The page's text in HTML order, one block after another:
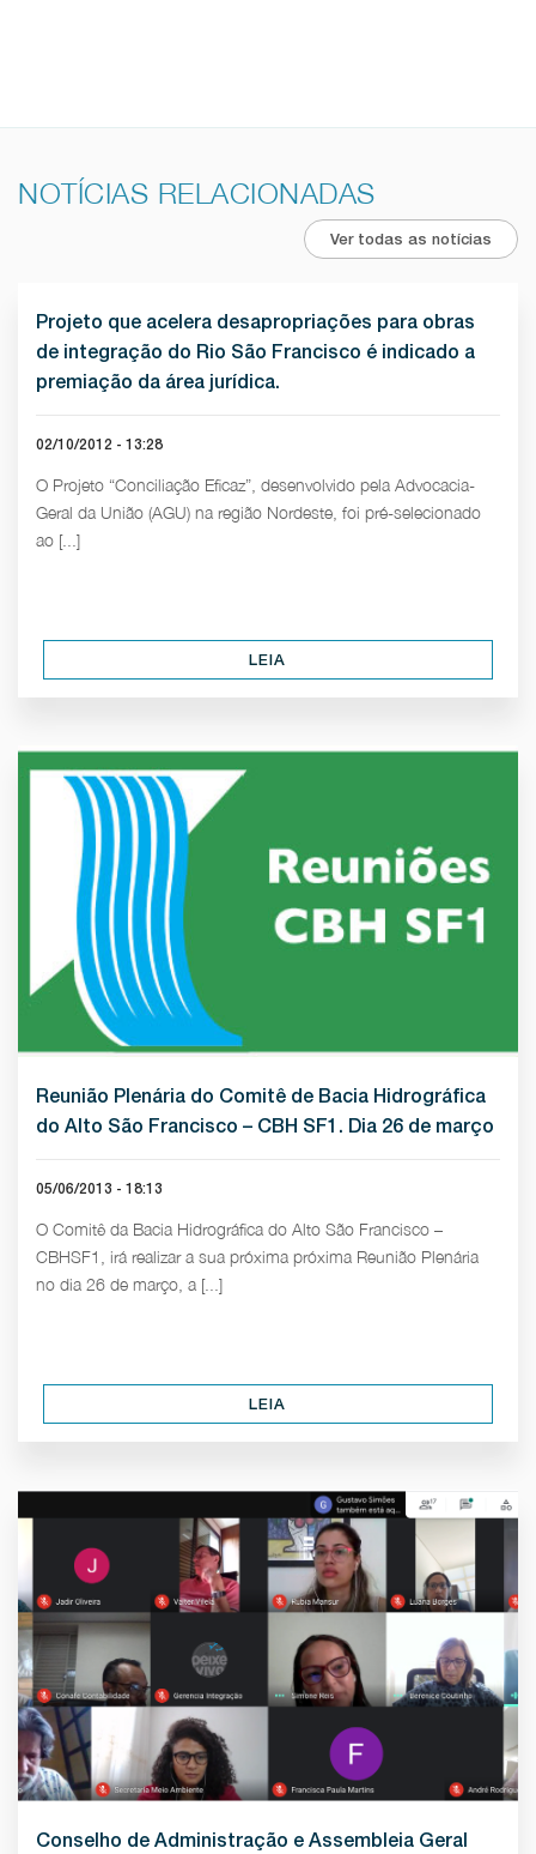
NOTÍCIAS RELACIONADAS
Ver todas as notícias
Projeto que acelera desapropriações para obras
de integração do Rio São Francisco é indicado a
premiação da área jurídica.
02/10/2012 - 13:28
O Projeto “Conciliação Eficaz”, desenvolvido pela Advocacia-
Geral da União (AGU) na região Nordeste, foi pré-selecionado
ao [...]
LEIA
Reunião Plenária do Comitê de Bacia Hidrográfica
do Alto São Francisco – CBH SF1. Dia 26 de março
05/06/2013 - 18:13
O Comitê da Bacia Hidrográfica do Alto São Francisco –
CBHSF1, irá realizar a sua próxima próxima Reunião Plenária
no dia 26 de março, a [...]
LEIA
Conselho de Administração e Assembleia Geral